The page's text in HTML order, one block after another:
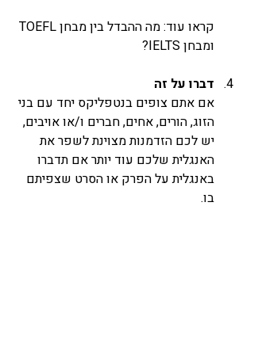
ומבחן IELTS?
דברו על זה
אם אתם צופים בנטפליקס יחד עם בני
הזוג, הורים, אחים, חברים ו/או אויבים,
יש לכם הזדמנות מצוינת לשפר את
האנגלית שלכם עוד יותר אם תדברו
באנגלית על הפרק או הסרט שצפיתם
בו.